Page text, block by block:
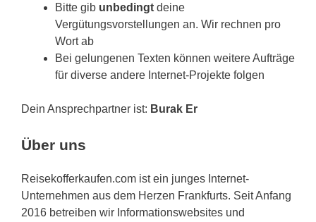
Bitte gib unbedingt deine
Vergütungsvorstellungen an. Wir rechnen pro
Wort ab
Bei gelungenen Texten können weitere Aufträge
für diverse andere Internet-Projekte folgen
Dein Ansprechpartner ist: Burak Er
Über uns
Reisekofferkaufen.com ist ein junges Internet-
Unternehmen aus dem Herzen Frankfurts. Seit Anfang
2016 betreiben wir Informationswebsites und